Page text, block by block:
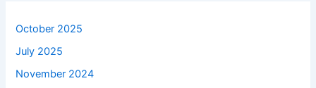
October 2025
July 2025
November 2024